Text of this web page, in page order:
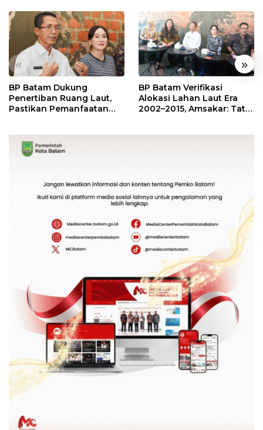
« »
BP Batam Dukung
Penertiban Ruang Laut,
Pastikan Pemanfaatan
BP Batam Verifikasi
Alokasi Lahan Laut Era
2002–2015, Amsakar: Tata